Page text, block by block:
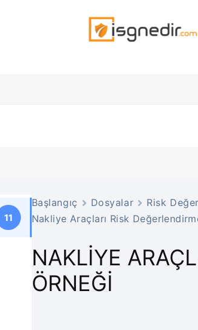
11
Başlangıç Dosyalar
Risk
Nakliye Araçları Risk
NAKLIYE
ÖRNEĞI